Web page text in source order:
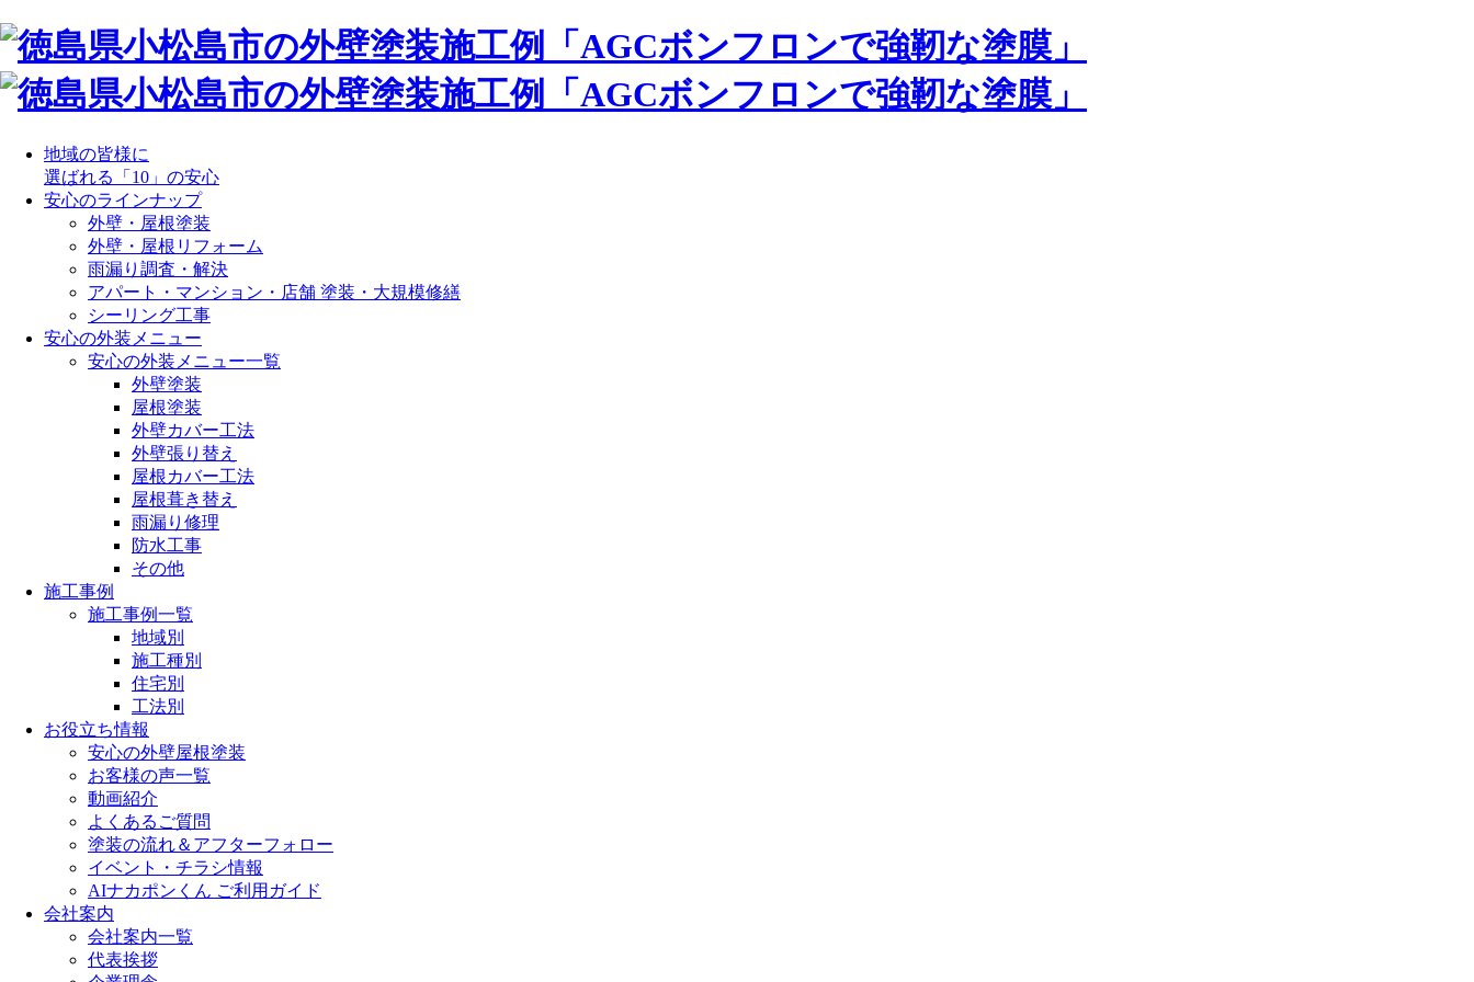
地域の皆様に
選ばれる「10」の安心
安心のラインナップ
外壁・屋根塗装
外壁・屋根リフォーム
雨漏り調査・解決
アパート・マンション・店舗 塗装・大規模修繕
シーリング工事
安心の外装メニュー
安心の外装メニュー一覧
外壁塗装
屋根塗装
外壁カバー工法
外壁張り替え
屋根カバー工法
屋根葺き替え
雨漏り修理
防水工事
その他
施工事例
施工事例一覧
地域別
施工種別
住宅別
工法別
お役立ち情報
安心の外壁屋根塗装
お客様の声一覧
動画紹介
よくあるご質問
塗装の流れ＆アフターフォロー
イベント・チラシ情報
AIナカポンくん ご利用ガイド
会社案内
会社案内一覧
代表挨拶